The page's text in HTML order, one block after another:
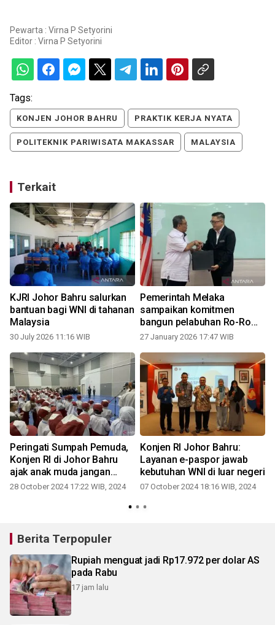
Pewarta : Virna P Setyorini
Editor : Virna P Setyorini
Tags:
KONJEN JOHOR BAHRU PRAKTIK KERJA NYATA
POLITEKNIK PARIWISATA MAKASSAR MALAYSIA
Terkait
KJRI Johor Bahru salurkan
bantuan bagi WNI di tahanan
Malaysia
30 July 2026 11:16 WIB
Pemerintah Melaka
sampaikan komitmen
bangun pelabuhan Ro-Ro
rute Dumai
27 January 2026 17:47 WIB
Peringati Sumpah Pemuda,
Konjen RI di Johor Bahru
ajak anak muda jangan
patah semangat
28 October 2024 17:22 WIB, 2024
Konjen RI Johor Bahru:
Layanan e-paspor jawab
kebutuhan WNI di luar negeri
07 October 2024 18:16 WIB, 2024
Berita Terpopuler
Rupiah menguat jadi Rp17.972 per dolar AS
pada Rabu
17 jam lalu